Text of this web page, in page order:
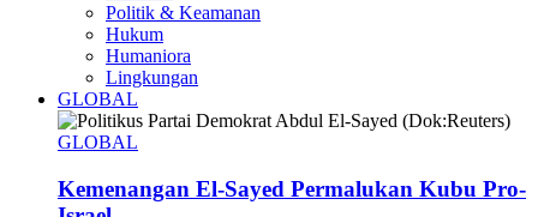
Politik & Keamanan
Hukum
Humaniora
Lingkungan
GLOBAL
GLOBAL
Kemenangan El-Sayed Permalukan Kubu Pro-